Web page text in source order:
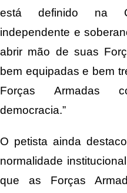
está definido na
independente e
abrir mão de suas
bem equipadas e bem
Forças Armadas
democracia.”
O petista ainda
normalidade
que as Forças